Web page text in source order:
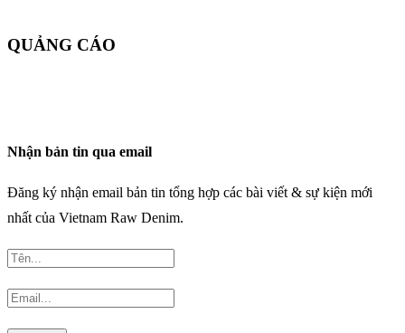
QUẢNG CÁO
Nhận bản tin qua email
Đăng ký nhận email bản tin tổng hợp các bài viết & sự kiện mới
nhất của Vietnam Raw Denim.